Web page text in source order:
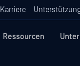
Karriere
Ressourcen